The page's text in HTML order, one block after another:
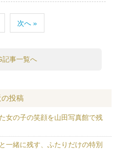
次へ »
記事一覧へ
の投稿
女の子の笑顔を山田写真館で残
一緒に残す、ふたりだけの特別